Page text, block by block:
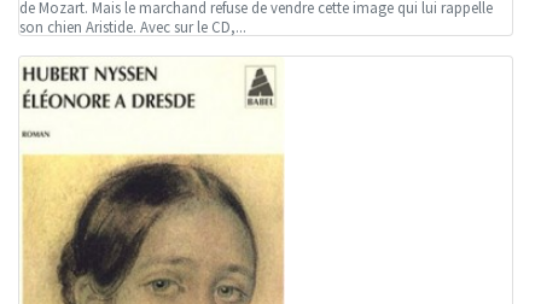
de Mozart. Mais le marchand refuse de vendre cette image qui lui rappelle
son chien Aristide. Avec sur le CD,...